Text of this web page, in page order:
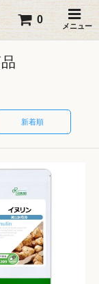
メニュー
0
新着順